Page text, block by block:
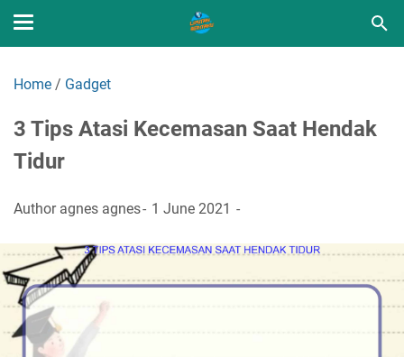
Home / Gadget
3 Tips Atasi Kecemasan Saat Hendak
Tidur
Author agnes agnes 1 June 2021